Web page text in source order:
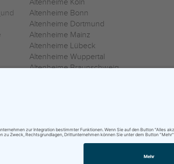
und
Altenheime Köln
Altenheime Bonn
Altenheime Dortmund
Altenheime Mainz
Altenheime Lübeck
Altenheime Wuppertal
Altenheime Braunschweig